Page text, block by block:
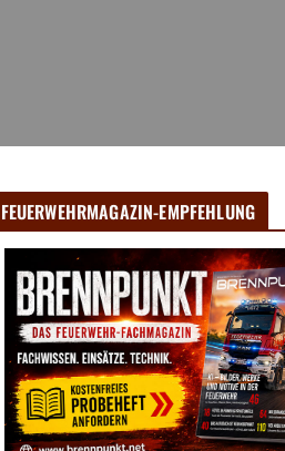
FEUERWEHRMAGAZIN-EMPFEHLUNG